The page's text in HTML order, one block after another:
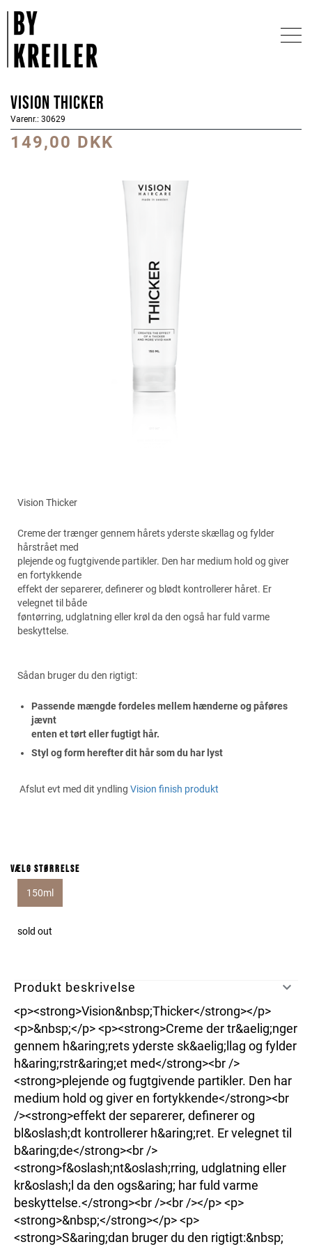
Vision Thicker
Varenr.: 30629
149,00 DKK
Vision Thicker
Creme der trænger gennem hårets yderste skællag og fylder
hårstrået med
plejende og fugtgivende partikler. Den har medium hold og giver
en fortykkende
effekt der separerer, definerer og blødt kontrollerer håret. Er
velegnet til både
føntørring, udglatning eller krøl da den også har fuld varme
beskyttelse.
Sådan bruger du den rigtigt:
Passende mængde fordeles mellem hænderne og påføres
jævnt
enten et tørt eller fugtigt hår.
Styl og form herefter dit hår som du har lyst
Afslut evt med dit yndling Vision finish produkt
Vælg størrelse
150ml
sold out
Produkt beskrivelse
<p><strong>Vision&nbsp;Thicker</strong></p>
<p>&nbsp;</p> <p><strong>Creme der tr&aelig;nger
gennem h&aring;rets yderste sk&aelig;llag og fylder
h&aring;rstr&aring;et med</strong><br />
<strong>plejende og fugtgivende partikler. Den har
medium hold og giver en fortykkende</strong><br
/><strong>effekt der separerer, definerer og
bl&oslash;dt kontrollerer h&aring;ret. Er velegnet til
b&aring;de</strong><br />
<strong>f&oslash;nt&oslash;rring, udglatning eller
kr&oslash;l da den ogs&aring; har fuld varme
beskyttelse.</strong><br /><br /></p> <p>
<strong>&nbsp;</strong></p> <p>
<strong>S&aring;dan bruger du den rigtigt:&nbsp;